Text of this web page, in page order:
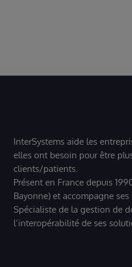
InterSystems aide les
elles ont besoin pour être
clients/patients.
Présent en France depuis
Bayonne) et accompagne
Spécialiste de la gestion de
l’interopérabilité de ses